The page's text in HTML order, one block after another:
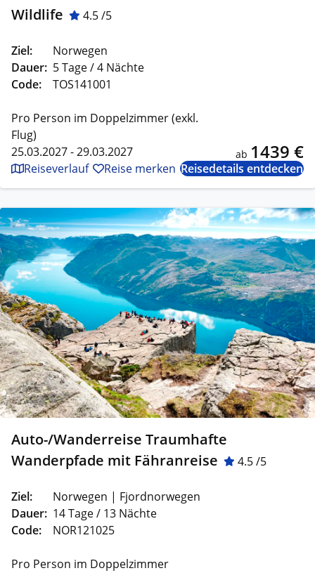
Wildlife
4.5 /5
Ziel:
Norwegen
Dauer: 5 Tage / 4 Nächte
Code:
TOS141001
Pro Person im Doppelzimmer (exkl.
Flug)
25.03.2027 - 29.03.2027
ab 1439 €
Reiseverlauf Reise merken Reisedetails entdecken
Auto-/Wanderreise Traumhafte
Wanderpfade mit Fähranreise
4.5 /5
Ziel:
Norwegen | Fjordnorwegen
Dauer: 14 Tage / 13 Nächte
Code:
NOR121025
Pro Person im Doppelzimmer